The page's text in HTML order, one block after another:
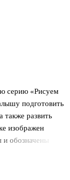
серию «Рисуем
подготовить
также развить
изображен
обозначены
будет